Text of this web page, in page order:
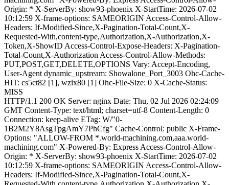
Origin: * X-ServerBy: show93-phoenix X-StartTime: 2026-07-02
10:12:59 X-frame-options: SAMEORIGIN Access-Control-Allow-
Headers: If-Modified-Since,X-Pagination-Total-Count,X-
Requested-With,content-type,Authorization,X-Authorization,X-
Token,X-ShowID Access-Control-Expose-Headers: X-Pagination-
Total-Count,X-Authorization Access-Control-Allow-Methods:
PUT,POST,GET,DELETE,OPTIONS Vary: Accept-Encoding,
User-Agent dynamic_upstream: Showalone_Port_3003 Ohc-Cache-
HIT: cs5ct82 [1], wzix80 [1] Ohc-File-Size: 0 X-Cache-Status:
MISS
HTTP/1.1 200 OK Server: nginx Date: Thu, 02 Jul 2026 02:24:09
GMT Content-Type: text/html; charset=utf-8 Content-Length: 0
Connection: keep-alive ETag: W/"0-
1B2M2Y8AsgTpgAmY7PhCfg" Cache-Control: public X-Frame-
Options: "ALLOW-FROM *.world-machining.com,aaa.world-
machining.com" X-Powered-By: Express Access-Control-Allow-
Origin: * X-ServerBy: show93-phoenix X-StartTime: 2026-07-02
10:12:59 X-frame-options: SAMEORIGIN Access-Control-Allow-
Headers: If-Modified-Since,X-Pagination-Total-Count,X-